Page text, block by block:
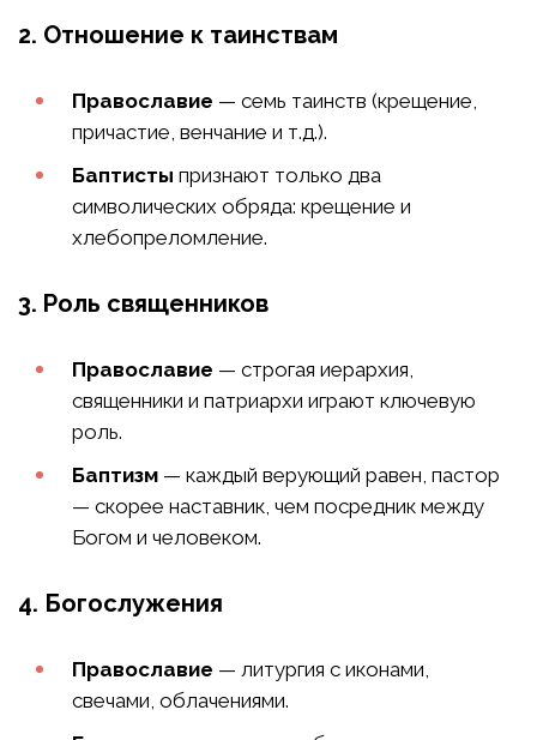
2. Отношение к таинствам
Православие — семь таинств (крещение,
причастие, венчание и т.д.).
Баптисты признают только два
символических обряда: крещение и
хлебопреломление.
3. Роль священников
Православие — строгая иерархия,
священники и патриархи играют ключевую
роль.
Баптизм — каждый верующий равен, пастор
— скорее наставник, чем посредник между
Богом и человеком.
4. Богослужения
Православие — литургия с иконами,
свечами, облачениями.